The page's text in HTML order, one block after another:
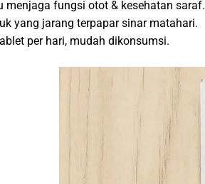
menjaga fungsi otot & kesehatan saraf.
yang jarang terpapar sinar matahari.
per hari, mudah dikonsumsi.